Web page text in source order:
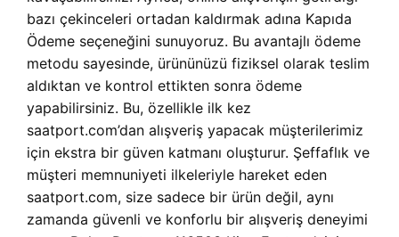
bazı çekinceleri ortadan kaldırmak adına Kapıda
Ödeme seçeneğini sunuyoruz. Bu avantajlı ödeme
metodu sayesinde, ürününüzü fiziksel olarak teslim
aldıktan ve kontrol ettikten sonra ödeme
yapabilirsiniz. Bu, özellikle ilk kez
saatport.com’dan alışveriş yapacak müşterilerimiz
için ekstra bir güven katmanı oluşturur. Şeffaflık ve
müşteri memnuniyeti ilkeleriyle hareket eden
saatport.com, size sadece bir ürün değil, aynı
zamanda güvenli ve konforlu bir alışveriş deneyimi